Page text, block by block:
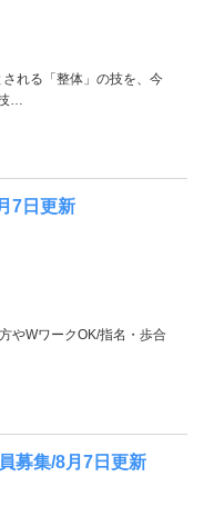
れる「整体」の技を、今
…
7日更新
やWワークOK/指名・歩合
募集/8月7日更新